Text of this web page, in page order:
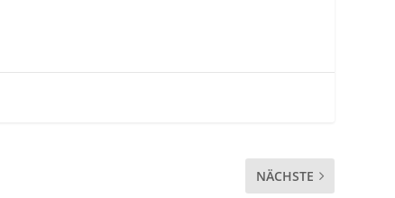
NÄCHSTE